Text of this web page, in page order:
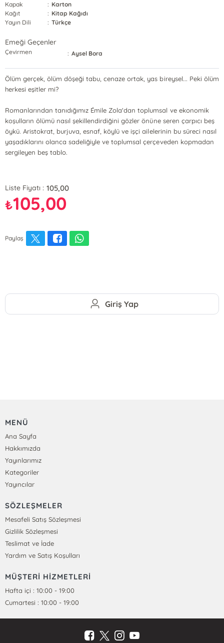
Kapak
: Karton
Kağıt
: Kitap Kağıdı
Yayın Dili
: Türkçe
Emeği Geçenler
Çevirmen : Aysel Bora
Ölüm gerçek, ölüm döşeği tabu, cenaze ortak, yas bireysel... Peki ölüm
herkesi eşitler mi?
Romanlarından tanıdığımız Émile Zola'dan toplumsal ve ekonomik
koşulların ölümü nasıl şekillendirdiğini gözler önüne seren çarpıcı beş
öykü. Aristokrat, burjuva, esnaf, köylü ve işçi ailelerinin bu süreci nasıl
yaşadıklarını olanca sadeliğiyle ve toplumsal çerçeveden kopmadan
sergileyen beş tablo.
Liste Fiyatı : 105,00
₺105,00
Paylaş
Giriş Yap
MENÜ
Ana Sayfa
Hakkımızda
Yayınlarımız
Kategoriler
Yayıncılar
SÖZLEŞMELER
Mesafeli Satış Sözleşmesi
Gizlilik Sözleşmesi
Teslimat ve İade
Yardım ve Satış Koşulları
MÜŞTERİ HİZMETLERİ
Hafta içi : 10:00 - 19:00
Cumartesi : 10:00 - 19:00